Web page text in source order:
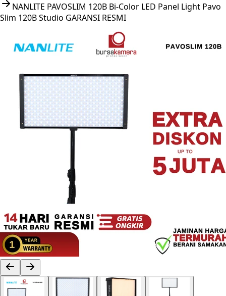
NANLITE PAVOSLIM 120B Bi-Color LED Panel Light Pavo
Slim 120B Studio GARANSI RESMI